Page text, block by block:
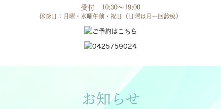
受付 10:30～19:00
休診日：月曜・水曜午前・祝日（日曜は月一回診療）
お知らせ